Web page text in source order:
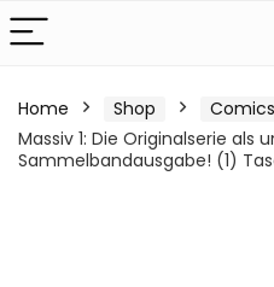
Home Shop
Massiv 1: Die Originalserie als
Sammelbandausgabe! (1)